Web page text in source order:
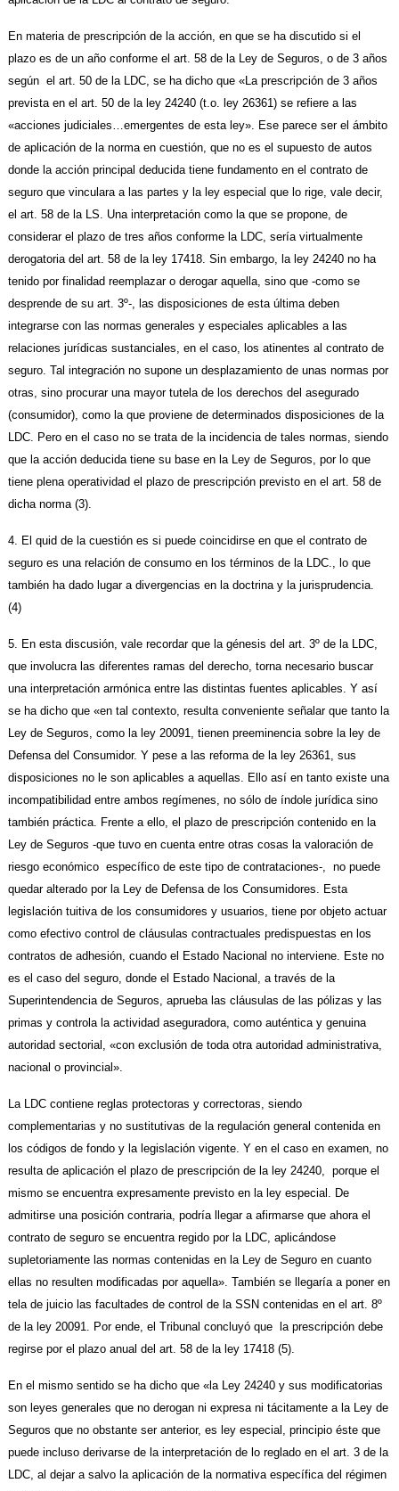
En materia de prescripción de la acción, en que se ha discutido si el
plazo es de un año conforme el art. 58 de la Ley de Seguros, o de 3 años
según el art. 50 de la LDC, se ha dicho que «La prescripción de 3 años
prevista en el art. 50 de la ley 24240 (t.o. ley 26361) se refiere a las
«acciones judiciales…emergentes de esta ley». Ese parece ser el ámbito
de aplicación de la norma en cuestión, que no es el supuesto de autos
donde la acción principal deducida tiene fundamento en el contrato de
seguro que vinculara a las partes y la ley especial que lo rige, vale decir,
el art. 58 de la LS. Una interpretación como la que se propone, de
considerar el plazo de tres años conforme la LDC, sería virtualmente
derogatoria del art. 58 de la ley 17418. Sin embargo, la ley 24240 no ha
tenido por finalidad reemplazar o derogar aquella, sino que -como se
desprende de su art. 3º-, las disposiciones de esta última deben
integrarse con las normas generales y especiales aplicables a las
relaciones jurídicas sustanciales, en el caso, los atinentes al contrato de
seguro. Tal integración no supone un desplazamiento de unas normas por
otras, sino procurar una mayor tutela de los derechos del asegurado
(consumidor), como la que proviene de determinados disposiciones de la
LDC. Pero en el caso no se trata de la incidencia de tales normas, siendo
que la acción deducida tiene su base en la Ley de Seguros, por lo que
tiene plena operatividad el plazo de prescripción previsto en el art. 58 de
dicha norma (3).
4. El quid de la cuestión es si puede coincidirse en que el contrato de
seguro es una relación de consumo en los términos de la LDC., lo que
también ha dado lugar a divergencias en la doctrina y la jurisprudencia.
(4)
5. En esta discusión, vale recordar que la génesis del art. 3º de la LDC,
que involucra las diferentes ramas del derecho, torna necesario buscar
una interpretación armónica entre las distintas fuentes aplicables. Y así
se ha dicho que «en tal contexto, resulta conveniente señalar que tanto la
Ley de Seguros, como la ley 20091, tienen preeminencia sobre la ley de
Defensa del Consumidor. Y pese a las reforma de la ley 26361, sus
disposiciones no le son aplicables a aquellas. Ello así en tanto existe una
incompatibilidad entre ambos regímenes, no sólo de índole jurídica sino
también práctica. Frente a ello, el plazo de prescripción contenido en la
Ley de Seguros -que tuvo en cuenta entre otras cosas la valoración de
riesgo económico específico de este tipo de contrataciones-, no puede
quedar alterado por la Ley de Defensa de los Consumidores. Esta
legislación tuitiva de los consumidores y usuarios, tiene por objeto actuar
como efectivo control de cláusulas contractuales predispuestas en los
contratos de adhesión, cuando el Estado Nacional no interviene. Este no
es el caso del seguro, donde el Estado Nacional, a través de la
Superintendencia de Seguros, aprueba las cláusulas de las pólizas y las
primas y controla la actividad aseguradora, como auténtica y genuina
autoridad sectorial, «con exclusión de toda otra autoridad administrativa,
nacional o provincial».
La LDC contiene reglas protectoras y correctoras, siendo
complementarias y no sustitutivas de la regulación general contenida en
los códigos de fondo y la legislación vigente. Y en el caso en examen, no
resulta de aplicación el plazo de prescripción de la ley 24240, porque el
mismo se encuentra expresamente previsto en la ley especial. De
admitirse una posición contraria, podría llegar a afirmarse que ahora el
contrato de seguro se encuentra regido por la LDC, aplicándose
supletoriamente las normas contenidas en la Ley de Seguro en cuanto
ellas no resulten modificadas por aquella». También se llegaría a poner en
tela de juicio las facultades de control de la SSN contenidas en el art. 8º
de la ley 20091. Por ende, el Tribunal concluyó que la prescripción debe
regirse por el plazo anual del art. 58 de la ley 17418 (5).
En el mismo sentido se ha dicho que «la Ley 24240 y sus modificatorias
son leyes generales que no derogan ni expresa ni tácitamente a la Ley de
Seguros que no obstante ser anterior, es ley especial, principio éste que
puede incluso derivarse de la interpretación de lo reglado en el art. 3 de la
LDC, al dejar a salvo la aplicación de la normativa específica del régimen